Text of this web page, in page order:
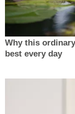
Why this
best every day